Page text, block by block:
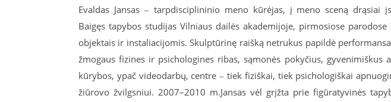
Evaldas Jansas‒ tarpdisciplininio meno kūrėjas, į meno sceną drąsiai
Baigęs tapybos studijas Vilniaus dailės akademijoje, pirmosiose
objektais ir instaliacijomis. Skulptūrinę raišką netrukus papildė
žmogaus fizines ir psichologines ribas, sąmonės pokyčius, gyvenimiškus
kūrybos, ypač videodarbų, centre ‒ tiek fiziškai, tiek psichologiškai
žiūrovo žvilgsniui. 2007–2010 m.Jansas vėl grįžta prie figūratyvinės